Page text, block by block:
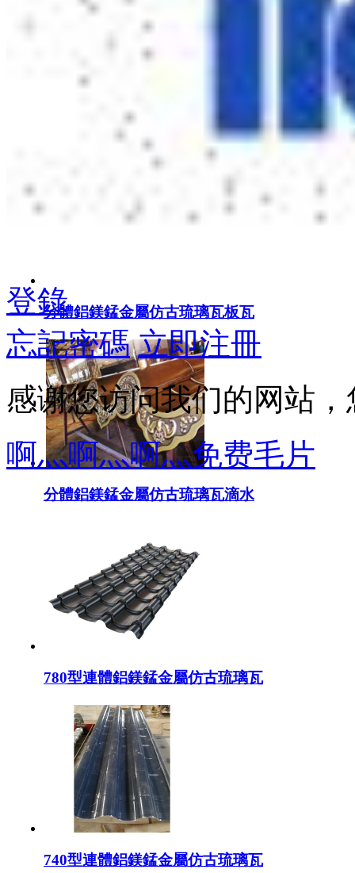
金屬仿古瓦
分體鋁鎂錳金屬仿古琉璃瓦板瓦
分體鋁鎂錳金屬仿古琉璃瓦滴水
780型連體鋁鎂錳金屬仿古琉璃瓦
740型連體鋁鎂錳金屬仿古琉璃瓦
登錄
忘記密碼 立即注冊
感谢您访问我们的网站
啊灬啊灬啊灬免费毛片